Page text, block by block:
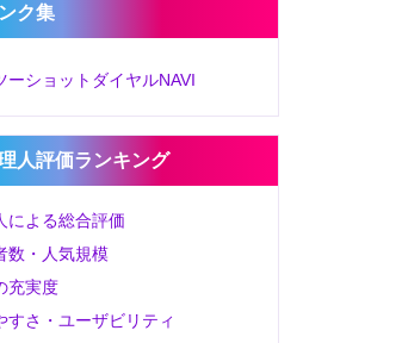
ク集
ーショットダイヤルNAVI
人評価ランキング
による総合評価
数・人気規模
充実度
すさ・ユーザビリティ